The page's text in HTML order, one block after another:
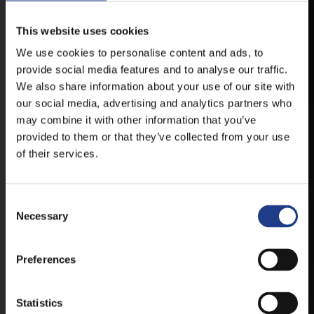
This website uses cookies
We use cookies to personalise content and ads, to
provide social media features and to analyse our traffic.
We also share information about your use of our site with
our social media, advertising and analytics partners who
may combine it with other information that you’ve
provided to them or that they’ve collected from your use
of their services.
Necessary
Preferences
Statistics
DOWNLOAD APPLICATION HAS TO GET
FIRST-HAND NEWS, UPDATES AND THE
RAIN VENUE CHANGE.
AVAILABLE FOR ANDROID AND IOS SYSTEMS. CLICK
HERE FOR THE LINKS. :